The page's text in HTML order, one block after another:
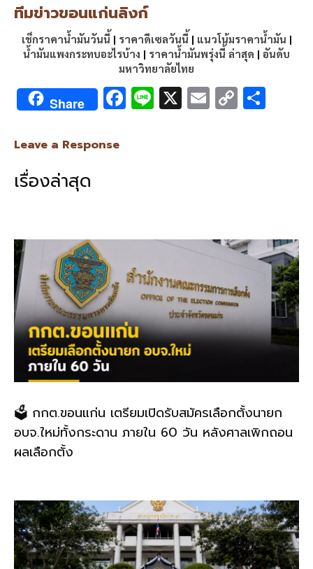
ทีมข่าวขอนแก่นลิงก์
เช็กราคาน้ำมันวันนี้ | ราคาดีเซลวันนี้ | แนวโน้มราคาน้ำมัน |
น้ำมันแพงกระทบอะไรบ้าง | ราคาน้ำมันพรุ่งนี้ ล่าสุด | อันดับ
มหาวิทยาลัยไทย
Share F
k
Li X E C
Leave a Response
เรื่องล่าสุด
🗳️ กกต.ขอนแก่น เตรียมเปิดรับสมัครเลือกตั้งนายก
อบจ.ใหม่ทั้งกระดาน ภายใน 60 วัน หลังศาลเพิกถอน
ผลเลือกตั้ง